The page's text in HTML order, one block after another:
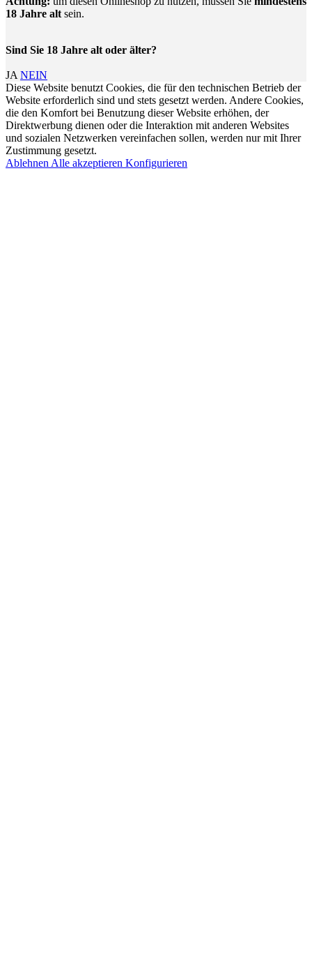
18 Jahre alt sein.
Sind Sie 18 Jahre alt oder älter?
JA NEIN
Diese Website benutzt Cookies, die für den technischen Betrieb der
Website erforderlich sind und stets gesetzt werden. Andere Cookies,
die den Komfort bei Benutzung dieser Website erhöhen, der
Direktwerbung dienen oder die Interaktion mit anderen Websites
und sozialen Netzwerken vereinfachen sollen, werden nur mit Ihrer
Zustimmung gesetzt.
Ablehnen Alle akzeptieren Konfigurieren